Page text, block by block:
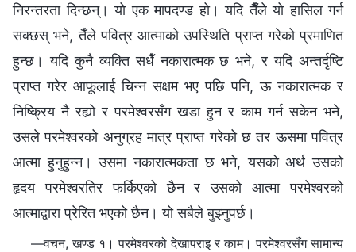
निरन्तरता दिन्छन्। यो एक मापदण्ड हो। यदि तैँले यो हासिल गर्न
सक्छस् भने, तैँले पवित्र आत्माको उपस्थिति प्राप्त गरेको प्रमाणित
हुन्छ। यदि कुनै व्यक्ति सधैँ नकारात्मक छ भने, र यदि अन्तर्दृष्टि
प्राप्त गरेर आफूलाई चिन्‍न सक्षम भए पछि पनि, ऊ नकारात्मक र
निष्क्रिय नै रह्यो र परमेश्‍वरसँग खडा हुन र काम गर्न सकेन भने,
उसले परमेश्‍वरको अनुग्रह मात्र प्राप्त गरेको छ तर ऊसमा पवित्र
आत्मा हुनुहुन्‍न। उसमा नकारात्मकता छ भने, यसको अर्थ उसको
हृदय परमेश्‍वरतिर फर्किएको छैन र उसको आत्मा परमेश्‍वरको
आत्माद्वारा प्रेरित भएको छैन। यो सबैले बुझ्नुपर्छ।
—वचन, खण्ड १। परमेश्‍वरको देखापराइ र काम। परमेश्‍वरसँग सामान्य